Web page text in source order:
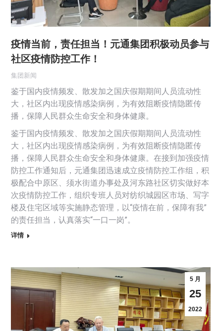
疫情当前，责任担当！元通集团积极动员参与
社区疫情防控工作！
集团新闻
鉴于国内疫情频发、散发加之国庆假期期间人员流动性
大，社区内出现疫情感染病例，为有效阻断疫情隐匿传
播，保障人民群众生命安全和身体健康。
鉴于国内疫情频发、散发加之国庆假期期间人员流动性
大，社区内出现疫情感染病例，为有效阻断疫情隐匿传
播，保障人民群众生命安全和身体健康。在接到加强疫情
防控工作通知后，元通集团迅速成立疫情防控工作组，积
极配合中原区、须水街道办事处及河东路社区切实做好本
次疫情防控工作，组织专班人员对纺织城园区市场、写字
楼及住宅区域等实施静态管理，以“疫情在前，保障有我”
的责任担当，认真落实“一口一岗”。
详情
5 月
25
2022